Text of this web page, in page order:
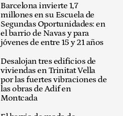
Barcelona invierte 1,7
millones en su Escuela de
Segundas Oportunidades: en
el barrio de Navas y para
jóvenes de entre 15 y 21 años
Desalojan tres edificios de
viviendas en Trinitat Vella
por las fuertes vibraciones de
las obras de Adif en
Montcada